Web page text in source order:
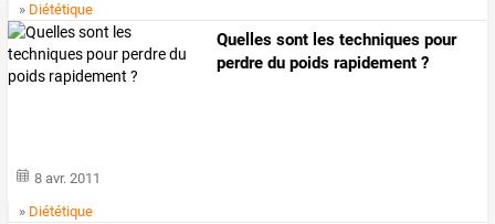
» Diététique
Quelles sont les techniques pour
perdre du poids rapidement ?
8 avr. 2011
» Diététique